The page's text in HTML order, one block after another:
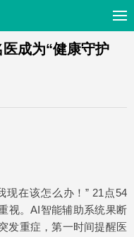
成为“健康守护
现在该怎么办！” 21点54
视。AI智能辅助系统果断
发重症，第一时间提醒医